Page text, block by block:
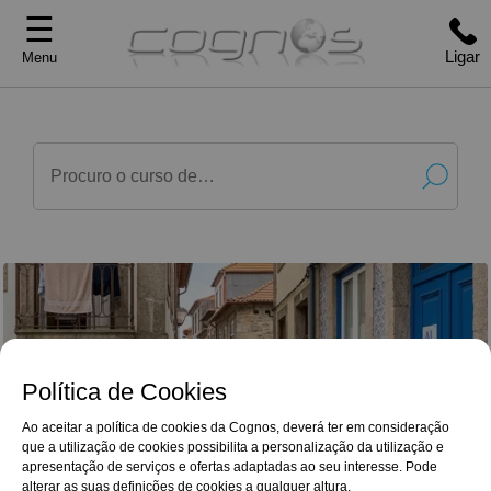
Política de Cookies
Ao aceitar a política de cookies da Cognos, deverá ter em consideração
que a utilização de cookies possibilita a personalização da utilização e
apresentação de serviços e ofertas adaptadas ao seu interesse. Pode
alterar as suas definições de cookies a qualquer altura.
☰
Menu Ligar
Google Reviews
4,9/5
Para além do enriquecimento e aprofundamento